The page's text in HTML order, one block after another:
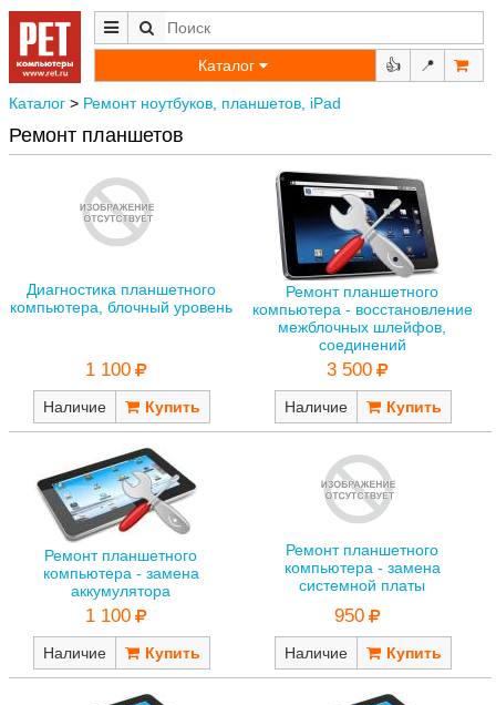
Каталог 👍 📍
Каталог > Ремонт ноутбуков, планшетов, iPad
Ремонт планшетов
Диагностика планшетного
компьютера, блочный уровень
1 100
Наличие
Ремонт планшетного
компьютера - восстановление
межблочных шлейфов,
соединений
3 500
Наличие
Ремонт планшетного
компьютера - замена
аккумулятора
1 100
Наличие
Ремонт планшетного
компьютера - замена
системной платы
950
Наличие